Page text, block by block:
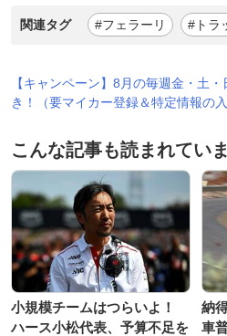
関連タグ #フェラーリ #トラ
【キャンペーン】8月の毎週金・土
き！（要マイカー登録＆特定情報の入
こんな記事も読まれてい
小規模チームはつらいよ！
ハース小松代表、予算不足を
納
車